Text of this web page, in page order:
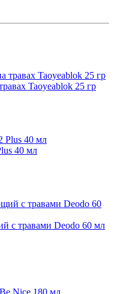
Taoyeablok 25 гр
40 мл
с травами Deodo 60 мл